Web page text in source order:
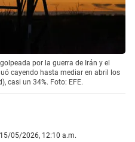
por la guerra de Irán y el
cayendo hasta mediar en abril los
casi un 34%. Foto: EFE.
05/2026, 12:10 a.m.